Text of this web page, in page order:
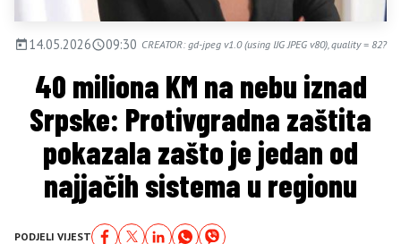
14.05.2026 09:30 CREATOR: gd-jpeg v1.0 (using IJG JPEG v80), quality = 82?
40 miliona KM na nebu iznad
Srpske: Protivgradna zaštita
pokazala zašto je jedan od
najjačih sistema u regionu
PODJELI VIJEST